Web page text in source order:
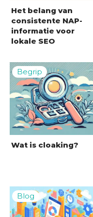
Het belang van
consistente NAP-
informatie voor
lokale SEO
Wat is cloaking?